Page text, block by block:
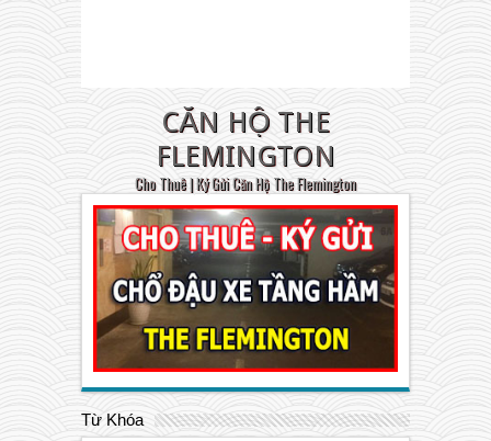
CĂN HỘ THE
FLEMINGTON
Cho Thuê | Ký Gửi Căn Hộ The Flemington
Từ Khóa